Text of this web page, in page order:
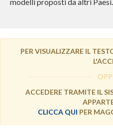
PER VISUALIZZARE IL
ACCEDERE TRAMITE IL
CLICCA QUI PER